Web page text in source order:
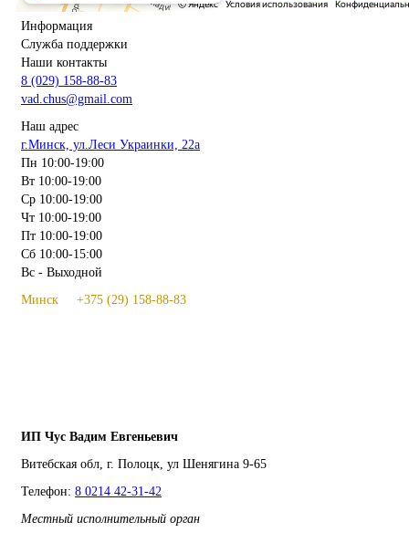
Информация
Служба поддержки
Наши контакты
8 (029) 158-88-83
vad.chus@gmail.com
Наш адрес
г.Минск, ул.Леси Украинки, 22а
Пн 10:00-19:00
Вт 10:00-19:00
Ср 10:00-19:00
Чт 10:00-19:00
Пт 10:00-19:00
Сб 10:00-15:00
Вс - Выходной
Минск +375 (29) 158-88-83
ИП Чус Вадим Евгеньевич
Витебская обл, г. Полоцк, ул Шенягина 9-65
Телефон: 8 0214 42-31-42
Местный исполнительный орган